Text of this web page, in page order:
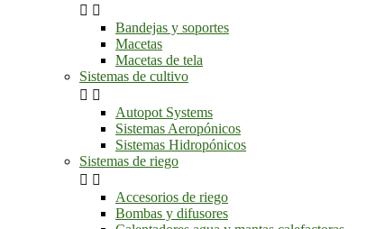
 
Bandejas y soportes
Macetas
Macetas de tela
Sistemas de cultivo
 
Autopot Systems
Sistemas Aeropónicos
Sistemas Hidropónicos
Sistemas de riego
 
Accesorios de riego
Bombas y difusores